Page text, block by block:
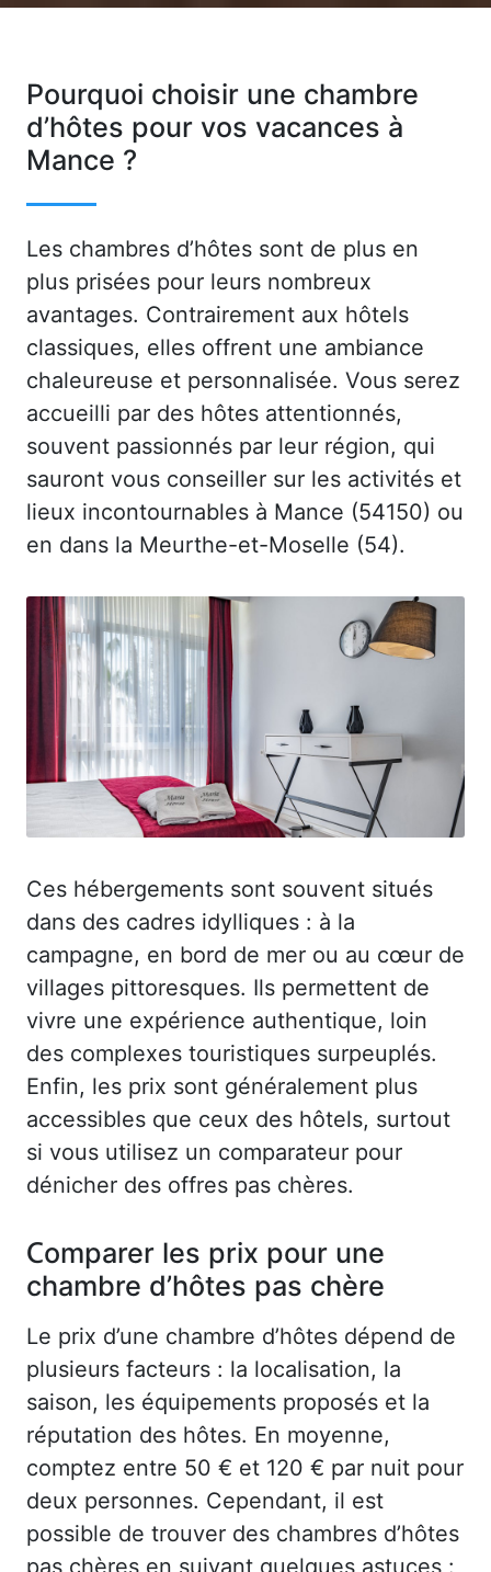
Pourquoi choisir une chambre
d’hôtes pour vos vacances à
Mance ?
Les chambres d’hôtes sont de plus en
plus prisées pour leurs nombreux
avantages. Contrairement aux hôtels
classiques, elles offrent une ambiance
chaleureuse et personnalisée. Vous serez
accueilli par des hôtes attentionnés,
souvent passionnés par leur région, qui
sauront vous conseiller sur les activités et
lieux incontournables à Mance (54150) ou
en dans la Meurthe-et-Moselle (54).
Ces hébergements sont souvent situés
dans des cadres idylliques : à la
campagne, en bord de mer ou au cœur de
villages pittoresques. Ils permettent de
vivre une expérience authentique, loin
des complexes touristiques surpeuplés.
Enfin, les prix sont généralement plus
accessibles que ceux des hôtels, surtout
si vous utilisez un comparateur pour
dénicher des offres pas chères.
Comparer les prix pour une
chambre d’hôtes pas chère
Le prix d’une chambre d’hôtes dépend de
plusieurs facteurs : la localisation, la
saison, les équipements proposés et la
réputation des hôtes. En moyenne,
comptez entre 50 € et 120 € par nuit pour
deux personnes. Cependant, il est
possible de trouver des chambres d’hôtes
pas chères en suivant quelques astuces :